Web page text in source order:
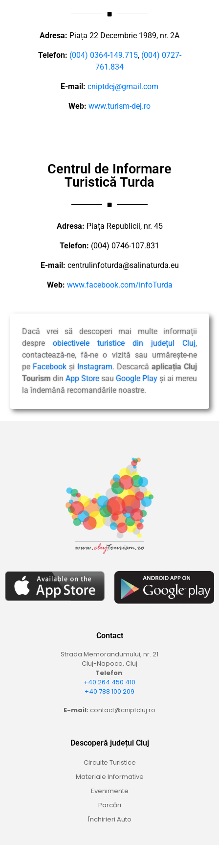
Adresa: Piața 22 Decembrie 1989, nr. 2A
Telefon: (004) 0364-149.715, (004) 0727-
761.834
E-mail: cniptdej@gmail.com
Web: www.turism-dej.ro
Centrul de Informare
Turistică Turda
Adresa: Piața Republicii, nr. 45
Telefon: (004) 0746-107.831
E-mail: centrulinfoturda@salinaturda.eu
Web: www.facebook.com/infoTurda
Dacă vrei să descoperi mai multe informații
despre obiectivele turistice din județul Cluj,
contactează-ne, fă-ne o vizită sau urmărește-ne
pe Facebook și Instagram. Descarcă aplicația Cluj
Tourism din App Store sau Google Play și ai mereu
la îndemână recomandările noastre.
Contact
Strada Memorandumului, nr. 21
Cluj-Napoca, Cluj
Telefon:
+40 264 450 410
+40 788 100 209
E-mail: contact@cniptcluj.ro
Descoperă județul Cluj
Circuite Turistice
Materiale Informative
Evenimente
Parcări
Închirieri Auto